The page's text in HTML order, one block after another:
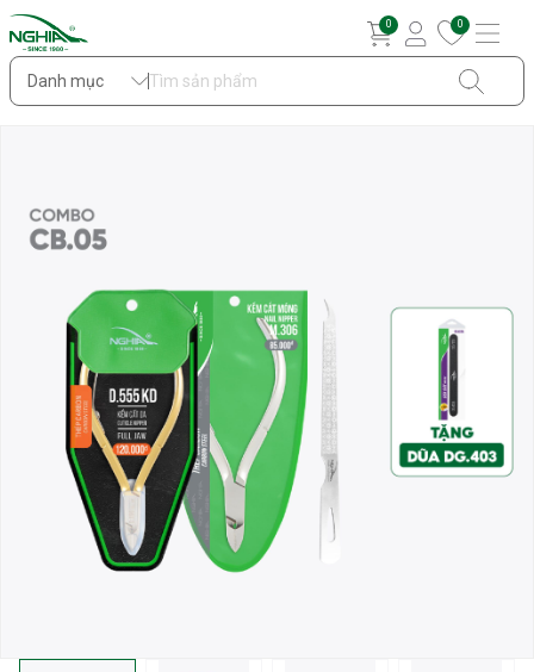
Danh mục
0 0